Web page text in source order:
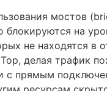
мостов
блокируются на
не находятся
делая трафик
прямым